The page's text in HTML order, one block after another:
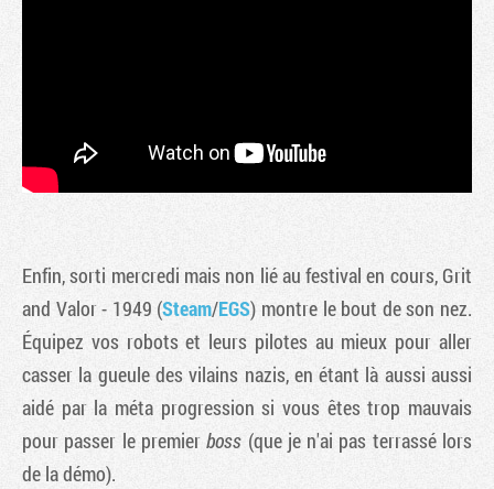
Enfin, sorti mercredi mais non lié au festival en cours, Grit
and Valor - 1949 (Steam/EGS) montre le bout de son nez.
Équipez vos robots et leurs pilotes au mieux pour aller
casser la gueule des vilains nazis, en étant là aussi aussi
aidé par la méta progression si vous êtes trop mauvais
pour passer le premierboss (que je n'ai pas terrassé lors
de la démo).